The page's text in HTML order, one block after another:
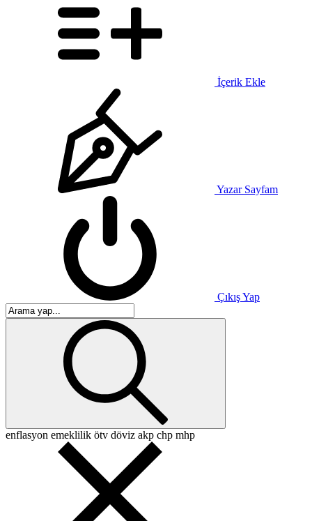
İçerik Ekle
Yazar Sayfam
Çıkış Yap
enflasyon emeklilik ötv döviz akp chp mhp